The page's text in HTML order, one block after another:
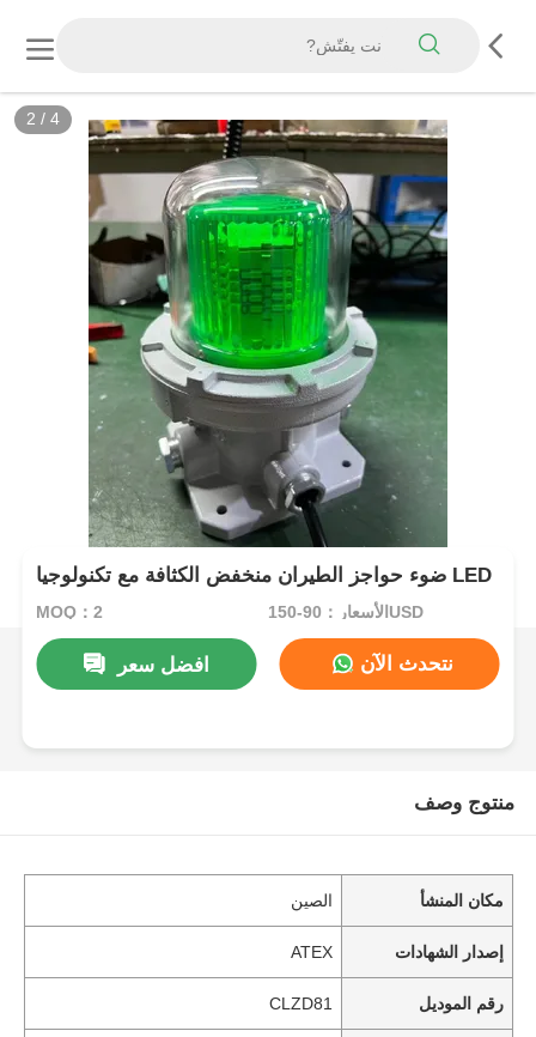
2 / 4
ضوء حواجز الطيران منخفض الكثافة مع تكنولوجيا LED
MOQ：2 الأسعار：90-150USD
افضل سعر نتحدث الآن
منتوج وصف
مكان المنشأ الصين
إصدار الشهادات ATEX
رقم الموديل CLZD81